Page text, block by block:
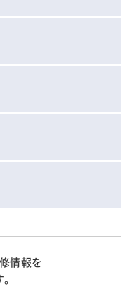
情報を